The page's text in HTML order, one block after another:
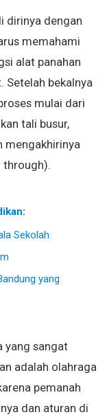
dirinya dengan
memahami
alat panahan
Setelah bekalnya
mulai dari
tali busur,
mengakhirinya
through).
:
Sekolah
yang
yang sangat
adalah olahraga
pemanah
dan aturan di